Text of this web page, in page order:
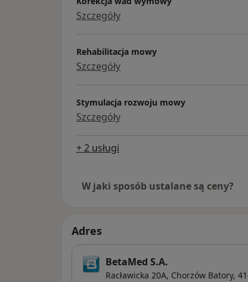
Szczegóły
Rehabilitacja mowy
Szczegóły
Stymulacja rozwoju mowy
Szczegóły
+ 2 usługi
W jaki sposób ustalane są ceny?
Adres
BetaMed S.A.
Racławicka 20A, Chorzów Batory,